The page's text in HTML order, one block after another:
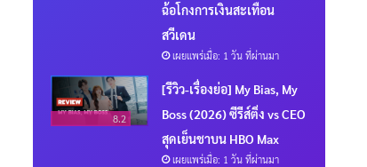
ฉ้อโกงการเงินสะเทือน
สวีเดน
เผยแพร่เมื่อ: 1 วัน ที่ผ่านมา
8.2
[รีวิว-เรื่องย่อ] My Bias, My
Boss (2026) ซีรีส์ติ่ง vs CEO
สุดเย็นชาบน HBO Max
เผยแพร่เมื่อ: 1 วัน ที่ผ่านมา